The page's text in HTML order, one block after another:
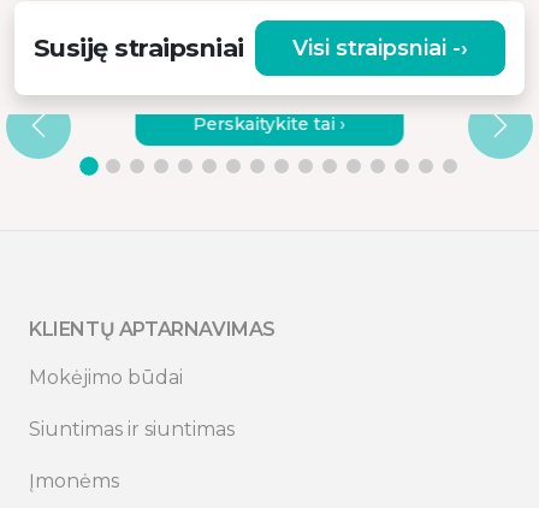
Susiję straipsniai Visi straipsniai -›
KODĖL VERTA RINKTIS KOKYBIŠKĄ
VIBRACINĮ MASAŽUOKLĮ?
Perskaitykite tai ›
KLIENTŲ APTARNAVIMAS
Mokėjimo būdai
Siuntimas ir siuntimas
Įmonėms